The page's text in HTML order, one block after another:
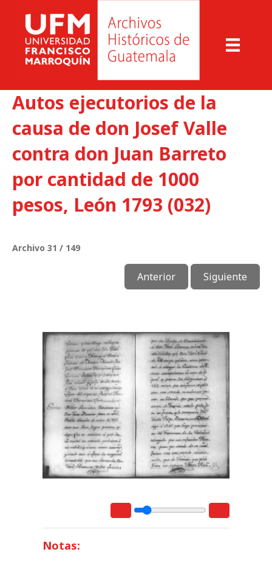
Autos ejecutorios de la
causa de don Josef Valle
contra don Juan Barreto
por cantidad de 1000
pesos, León 1793 (032)
Archivo 31 / 149
Anterior Siguiente
Notas: